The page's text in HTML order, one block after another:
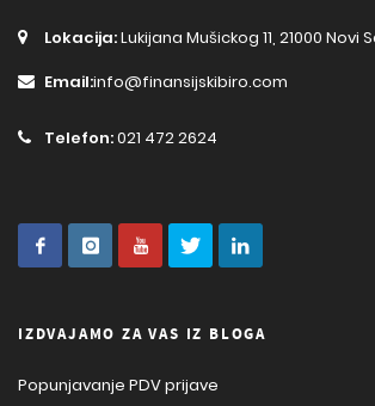
Lokacija:Lukijana Mušickog 11, 21000 Novi
Email:info@finansijskibiro.com
Telefon:021 472 2624
IZDVAJAMO ZA VAS IZ BLOGA
Popunjavanje PDV prijave